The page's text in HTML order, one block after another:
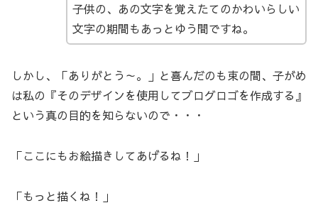
子供の、あの文字を覚えたてのかわいらしい
文字の期間もあっとゆう間ですね。
しかし、「ありがとう～。」と喜んだのも束の間、子がめ
は私の『そのデザインを使用してブログロゴを作成する』
という真の目的を知らないので・・・
「ここにもお絵描きしてあげるね！」
「もっと描くね！」